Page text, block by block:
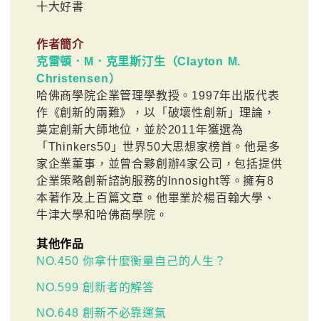
十大好書
作者簡介
克雷頓．M．克里斯汀生（Clayton M.
Christensen）
哈佛商學院企業管理學教授。1997年出版代表
作《創新的兩難》，以「破壞性創新」理論，
奠定創新大師地位，並於2011年獲選為
「Thinkers50」世界50大思想家榜首。他是多
家企業董事，並曾合夥創辦4家公司，包括提供
企業策略創新諮詢服務的Innosight等。擁有8
本著作及上百篇文章。他畢業於楊百翰大學、
牛津大學和哈佛商學院。
其他作品
NO.450 你拿什麼衡量自己的人生？
NO.599 創新者的解答
NO.648 創新不必靠運氣